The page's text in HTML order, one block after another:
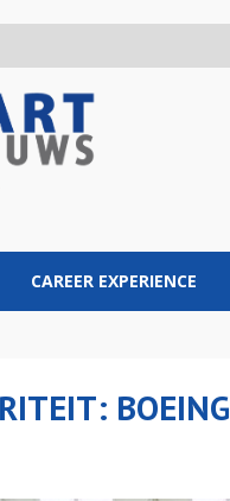
CAREER EXPERIENCE